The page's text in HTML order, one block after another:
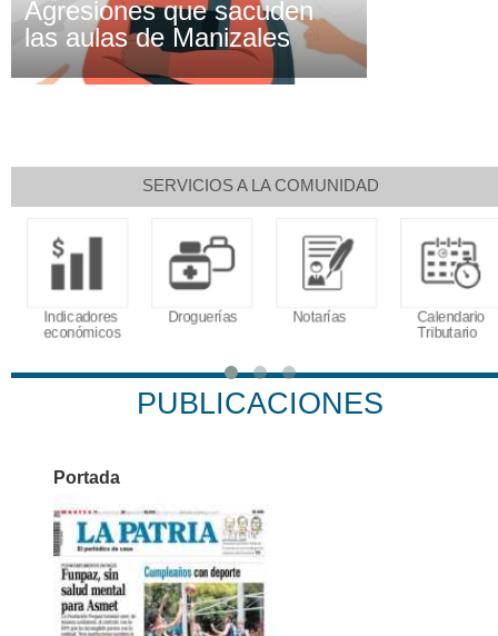
Agresiones que sacuden
las aulas de Manizales
SERVICIOS A LA COMUNIDAD
Indicadores
económicos
Droguerías Notarías
Calendario
Tributario
PUBLICACIONES
Portada